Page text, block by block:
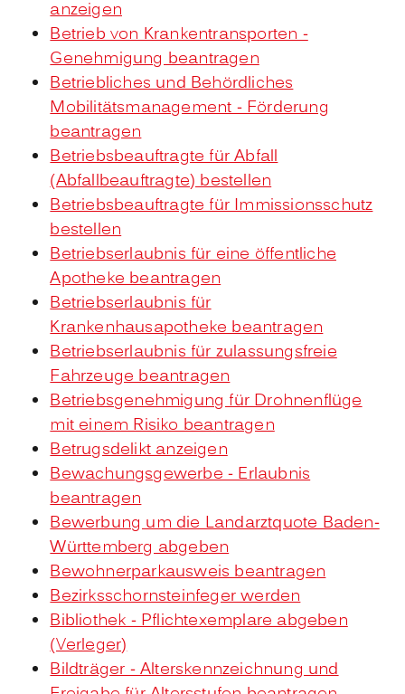
anzeigen
Betrieb von Krankentransporten -
Genehmigung beantragen
Betriebliches und Behördliches
Mobilitätsmanagement - Förderung
beantragen
Betriebsbeauftragte für Abfall
(Abfallbeauftragte) bestellen
Betriebsbeauftragte für Immissionsschutz
bestellen
Betriebserlaubnis für eine öffentliche
Apotheke beantragen
Betriebserlaubnis für
Krankenhausapotheke beantragen
Betriebserlaubnis für zulassungsfreie
Fahrzeuge beantragen
Betriebsgenehmigung für Drohnenflüge
mit einem Risiko beantragen
Betrugsdelikt anzeigen
Bewachungsgewerbe - Erlaubnis
beantragen
Bewerbung um die Landarztquote Baden-
Württemberg abgeben
Bewohnerparkausweis beantragen
Bezirksschornsteinfeger werden
Bibliothek - Pflichtexemplare abgeben
(Verleger)
Bildträger - Alterskennzeichnung und